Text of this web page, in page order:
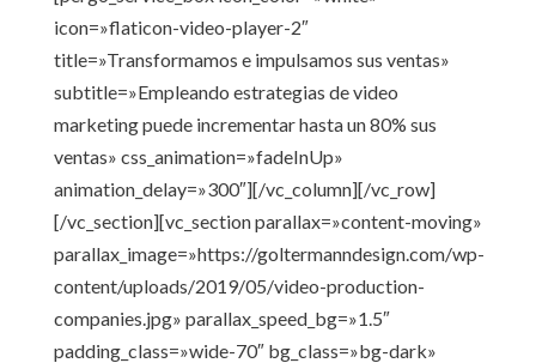
icon=»flaticon-video-player-2″
title=»Transformamos e impulsamos sus ventas»
subtitle=»Empleando estrategias de video
marketing puede incrementar hasta un 80% sus
ventas» css_animation=»fadeInUp»
animation_delay=»300″][/vc_column][/vc_row]
[/vc_section][vc_section parallax=»content-moving»
parallax_image=»https://goltermanndesign.com/wp-
content/uploads/2019/05/video-production-
companies.jpg» parallax_speed_bg=»1.5″
padding_class=»wide-70″ bg_class=»bg-dark»